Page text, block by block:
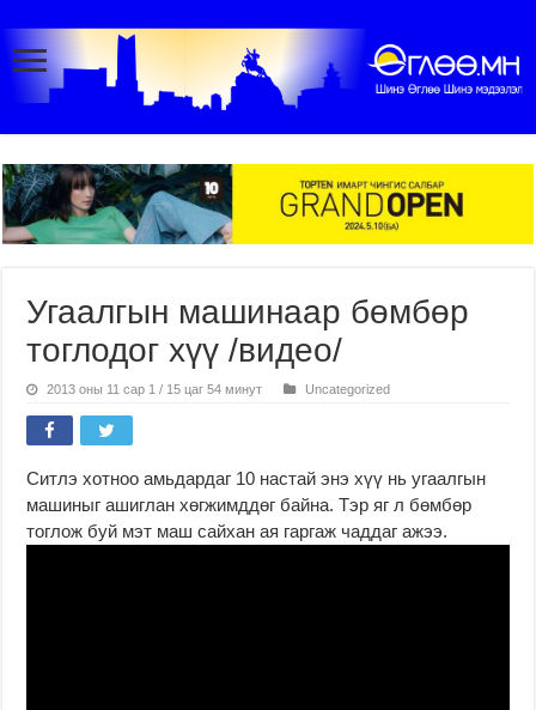
Угаалгын машинаар бөмбөр
тоглодог хүү /видео/
2013 оны 11 сар 1 / 15 цаг 54 минут Uncategorized
Ситлэ хотноо амьдардаг 10 настай энэ хүү нь угаалгын
машиныг ашиглан хөгжимддөг байна. Тэр яг л бөмбөр
тоглож буй мэт маш сайхан ая гаргаж чаддаг ажээ.